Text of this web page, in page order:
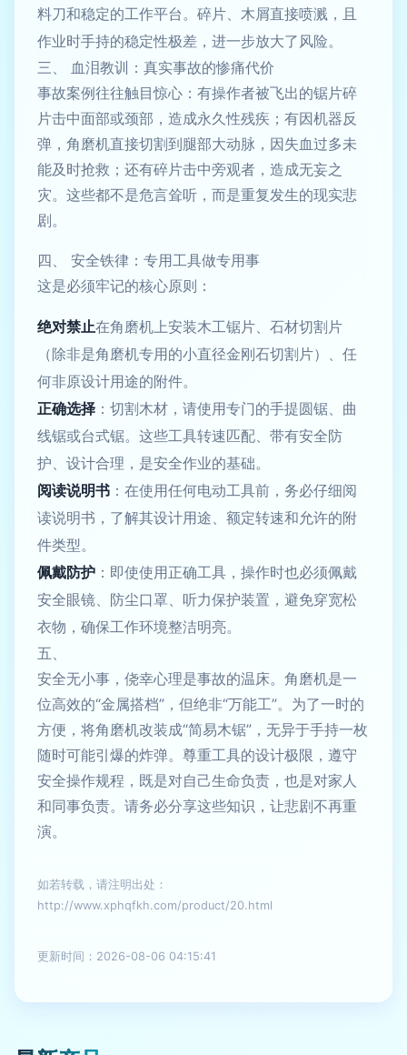
料刀和稳定的工作平台。碎片、木屑直接喷溅，且
作业时手持的稳定性极差，进一步放大了风险。
三、 血泪教训：真实事故的惨痛代价
事故案例往往触目惊心：有操作者被飞出的锯片碎
片击中面部或颈部，造成永久性残疾；有因机器反
弹，角磨机直接切割到腿部大动脉，因失血过多未
能及时抢救；还有碎片击中旁观者，造成无妄之
灾。这些都不是危言耸听，而是重复发生的现实悲
剧。
四、 安全铁律：专用工具做专用事
这是必须牢记的核心原则：
绝对禁止在角磨机上安装木工锯片、石材切割片
（除非是角磨机专用的小直径金刚石切割片）、任
何非原设计用途的附件。
正确选择 ：切割木材，请使用专门的手提圆锯、曲
线锯或台式锯。这些工具转速匹配、带有安全防
护、设计合理，是安全作业的基础。
阅读说明书 ：在使用任何电动工具前，务必仔细阅
读说明书，了解其设计用途、额定转速和允许的附
件类型。
佩戴防护 ：即使使用正确工具，操作时也必须佩戴
安全眼镜、防尘口罩、听力保护装置，避免穿宽松
衣物，确保工作环境整洁明亮。
五、
安全无小事，侥幸心理是事故的温床。角磨机是一
位高效的“金属搭档”，但绝非“万能工”。为了一时的
方便，将角磨机改装成“简易木锯”，无异于手持一枚
随时可能引爆的炸弹。尊重工具的设计极限，遵守
安全操作规程，既是对自己生命负责，也是对家人
和同事负责。请务必分享这些知识，让悲剧不再重
演。
如若转载，请注明出处：
http://www.xphqfkh.com/product/20.html
更新时间：2026-08-06 04:15:41